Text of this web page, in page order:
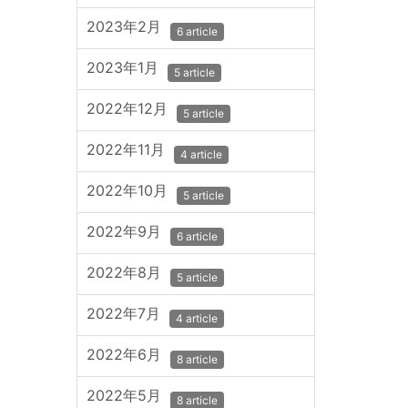
2023年2月 6 article
2023年1月 5 article
2022年12月 5 article
2022年11月 4 article
2022年10月 5 article
2022年9月 6 article
2022年8月 5 article
2022年7月 4 article
2022年6月 8 article
2022年5月 8 article